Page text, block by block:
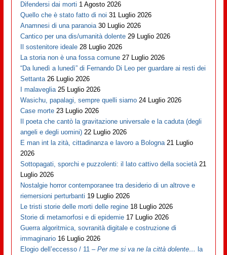
Difendersi dai morti 1 Agosto 2026
Quello che è stato fatto di noi 31 Luglio 2026
Anamnesi di una paranoia 30 Luglio 2026
Cantico per una dis/umanità dolente 29 Luglio 2026
Il sostenitore ideale 28 Luglio 2026
La storia non è una fossa comune 27 Luglio 2026
“Da lunedì a lunedì” di Fernando Di Leo per guardare ai resti dei
Settanta 26 Luglio 2026
I malaveglia 25 Luglio 2026
Wasichu, papalagi, sempre quelli siamo 24 Luglio 2026
Case morte 23 Luglio 2026
Il poeta che cantò la gravitazione universale e la caduta (degli
angeli e degli uomini) 22 Luglio 2026
E man int la zità, cittadinanza e lavoro a Bologna 21 Luglio
2026
Sottopagati, sporchi e puzzolenti: il lato cattivo della società 21
Luglio 2026
Nostalgie horror contemporanee tra desiderio di un altrove e
riemersioni perturbanti 19 Luglio 2026
Le tristi storie delle morti delle regine 18 Luglio 2026
Storie di metamorfosi e di epidemie 17 Luglio 2026
Guerra algoritmica, sovranità digitale e costruzione di
immaginario 16 Luglio 2026
Elogio dell’eccesso / 11 –Per me si va ne la città dolente… la